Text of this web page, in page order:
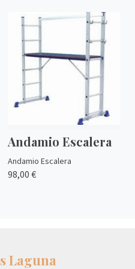
Andamio Escalera
Andamio Escalera
98,00 €
Laguna